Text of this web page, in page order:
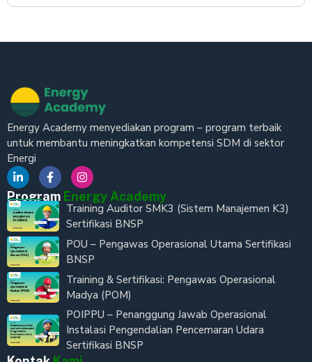
Energy Academy menyediakan program – program terbaik
untuk membantu meningkatkan kompetensi SDM di sektor
Energi
Program Energy Academy
Training Auditor SMK3 (Sistem Manajemen K3)
Sertifikasi BNSP
POU – Pengawas Operasional Utama Sertifikasi
BNSP
Training & Sertifikasi: Pengawas Operasional
Madya (POM)
POIPPU – Penanggung Jawab Operasional
Instalasi Pengendalian Pencemaran Udara
Sertifikasi BNSP